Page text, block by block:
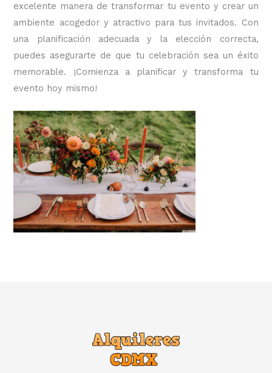
excelente manera de transformar tu evento y crear un
ambiente acogedor y atractivo para tus invitados. Con
una planificación adecuada y la elección correcta,
puedes asegurarte de que tu celebración sea un éxito
memorable. ¡Comienza a planificar y transforma tu
evento hoy mismo!